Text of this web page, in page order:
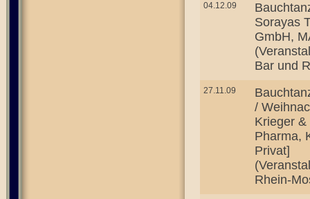
04.12.09
Sorayas
GmbH,
Bar und
27.11.09
/
Krieger
Pharma,
Privat]
Rhein-